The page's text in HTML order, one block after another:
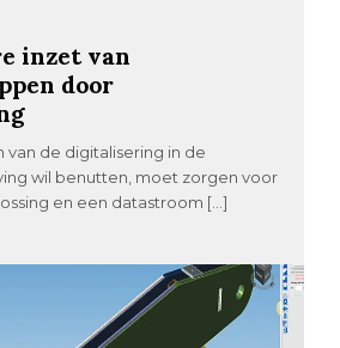
inzet van
door
de digitalisering in de
wil benutten, moet zorgen voor
en een datastroom […]